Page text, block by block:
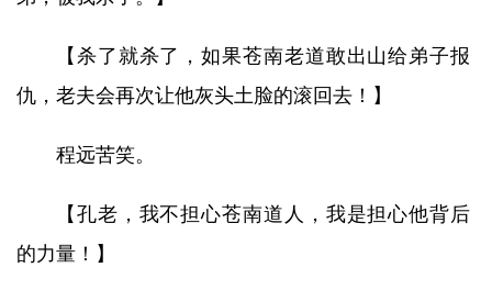
【杀了就杀了，如果苍南老道敢出山给弟子报
仇，老夫会再次让他灰头土脸的滚回去！】
程远苦笑。
【孔老，我不担心苍南道人，我是担心他背后
的力量！】